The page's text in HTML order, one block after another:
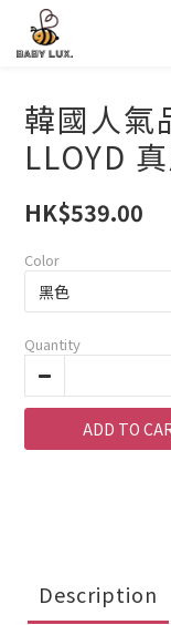
韓國人氣
LLOYD
HK$539.00
Color
Quantity
ADD TO
Description